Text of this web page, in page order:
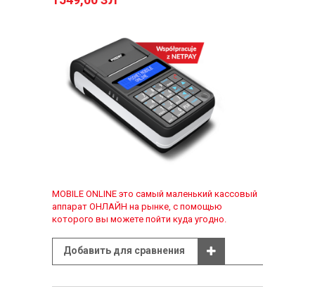
MOBILE ONLINE это самый маленький кассовый
аппарат ОНЛАЙН на рынке, с помощью
которого вы можете пойти куда угодно.
Добавить для сравнения